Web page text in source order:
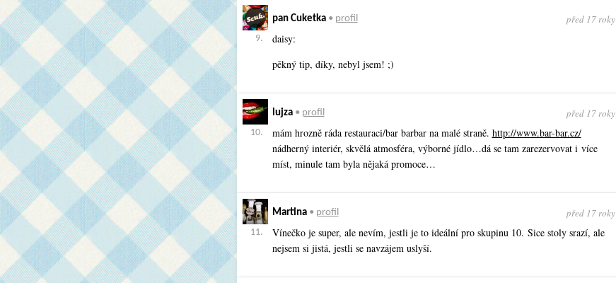
9.
pan Cuketka• profil před 17 roky
daisy:
pěkný tip, díky, nebyl jsem! ;)
10.
lujza• profil před 17 roky
mám hrozně ráda restauraci/bar barbar na malé straně. http://www.bar-bar.cz/
nádherný interiér, skvělá atmosféra, výborné jídlo…dá se tam zarezervovat i více
míst, minule tam byla nějaká promoce…
11.
Martina• profil před 17 roky
Vínečko je super, ale nevím, jestli je to ideální pro skupinu 10. Sice stoly srazí, ale
nejsem si jistá, jestli se navzájem uslyší.